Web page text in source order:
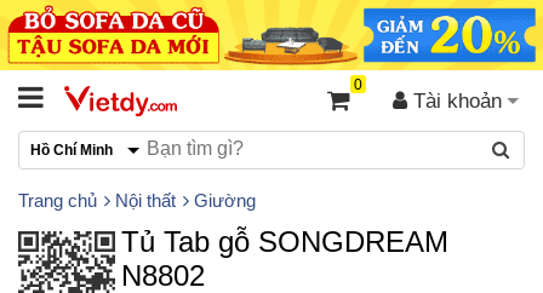
Tài khoản
0
Hồ Chí Minh
Trang chủ Nội thất Giường
Tủ Tab gỗ SONGDREAM
N8802